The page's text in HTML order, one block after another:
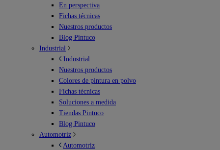
En perspectiva
Fichas técnicas
Nuestros productos
Blog Pintuco
Industrial
Industrial
Nuestros productos
Colores de pintura en polvo
Fichas técnicas
Soluciones a medida
Tiendas Pintuco
Blog Pintuco
Automotriz
Automotriz